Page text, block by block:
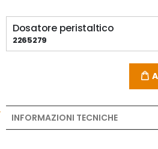
Dosatore peristaltico
2265279
INFORMAZIONI TECNICHE